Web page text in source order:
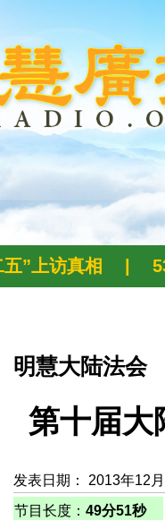
五”上访真相
明慧大陆法会
第十届大
发表日期： 2013年12
节目长度： 49分51秒